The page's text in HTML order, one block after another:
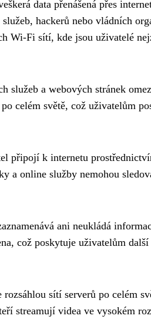
data přenášená přes
hackerů nebo vládních
Wi-Fi sítí, kde jsou uživatelé
služeb a webových stránek
celém světě, což uživatelům
připojí k internetu
a online služby nemohou
ani neukládá
což poskytuje uživatelům
sítí serverů po celém
streamují videa ve vysokém